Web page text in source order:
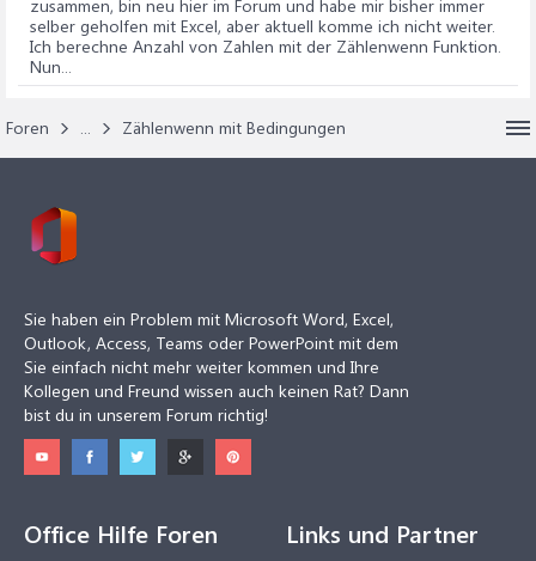
zusammen, bin neu hier im Forum und habe mir bisher immer
selber geholfen mit Excel, aber aktuell komme ich nicht weiter.
Ich berechne Anzahl von Zahlen mit der Zählenwenn Funktion.
Nun...
Foren ... Zählenwenn mit Bedingungen
Sie haben ein Problem mit Microsoft Word, Excel,
Outlook, Access, Teams oder PowerPoint mit dem
Sie einfach nicht mehr weiter kommen und Ihre
Kollegen und Freund wissen auch keinen Rat? Dann
bist du in unserem Forum richtig!
Office Hilfe Foren Links und Partner